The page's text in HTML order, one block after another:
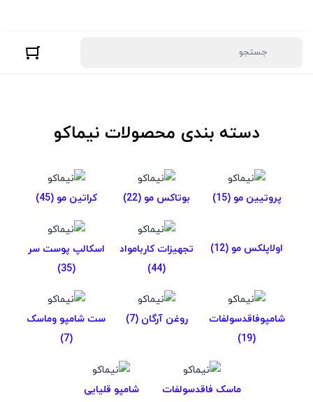
دسته بندی محصولات نیماکو
پروتیین مو(15) بوتاکس مو (22) کراتین مو(45)
اولاپلکس مو (12)
تجهیزات کاربامواد
(44)
اسکالپ پوست سر
(35)
شامپوفاقدسولفات
(19)
روغن آرگان(7)
ست شامپو وماسک
(7)
ماسک فاقدسولفات
شامپو قلیایی